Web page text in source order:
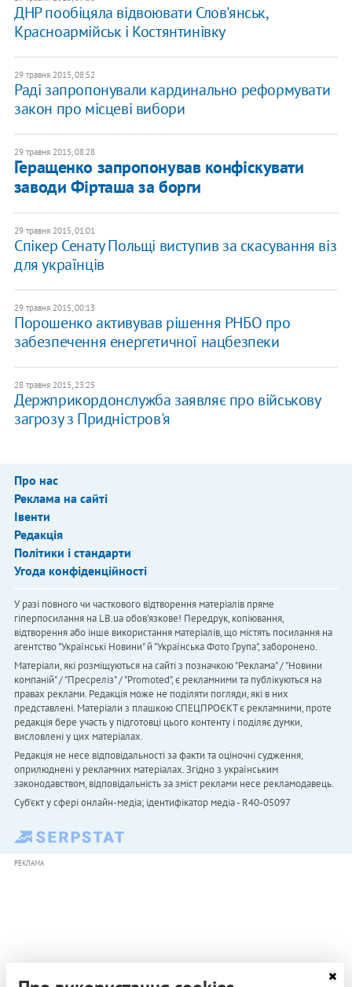
ДНР пообіцяла відвоювати Слов'янськ,
Красноармійськ і Костянтинівку
29 травня 2015, 08:52
Раді запропонували кардинально реформувати
закон про місцеві вибори
29 травня 2015, 08:28
Геращенко запропонував конфіскувати
заводи Фірташа за борги
29 травня 2015, 01:01
Спікер Сенату Польщі виступив за скасування віз
для українців
29 травня 2015, 00:13
Порошенко активував рішення РНБО про
забезпечення енергетичної нацбезпеки
28 травня 2015, 23:25
Держприкордонслужба заявляє про військову
загрозу з Придністров'я
Про нас
Реклама на сайті
Івенти
Редакція
Політики і стандарти
Угода конфіденційності
У разі повного чи часткового відтворення матеріалів пряме
гіперпосилання на LB.ua обов'язкове! Передрук, копіювання,
відтворення або інше використання матеріалів, що містять посилання на
агентство "Українськi Новини" й "Українська Фото Група", заборонено.
Матеріали, які розміщуються на сайті з позначкою "Реклама" / "Новини
компаній" / "Пресреліз" / "Promoted", є рекламними та публікуються на
правах реклами. Редакція може не поділяти погляди, які в них
представлені. Матеріали з плашкою СПЕЦПРОЄКТ є рекламними, проте
редакція бере участь у підготовці цього контенту і поділяє думки,
висловлені у цих матеріалах.
Редакція не несе відповідальності за факти та оціночні судження,
оприлюднені у рекламних матеріалах. Згідно з українським
законодавством, відповідальність за зміст реклами несе рекламодавець.
Cуб'єкт у сфері онлайн-медіа; ідентифікатор медіа - R40-05097
РЕКЛАМА